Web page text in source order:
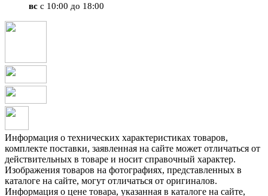
вс с 10:00 до 18:00
Информация о технических характеристиках товаров,
комплекте поставки, заявленная на сайте может отличаться от
действительных в товаре и носит справочный характер.
Изображения товаров на фотографиях, представленных в
каталоге на сайте, могут отличаться от оригиналов.
Информация о цене товара, указанная в каталоге на сайте,